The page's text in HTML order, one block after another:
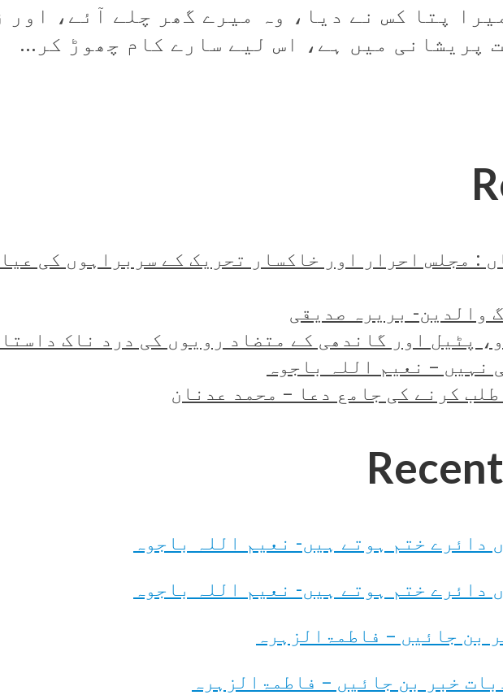
پتا کس نے دیا، وہ میرے گھر چلے آئے،
پریشانی میں ہے، اس لیے سارے کام چھوڑ کر...
: مجلس احرار اور خاکسار تحریک کے سربراہوں کی
والدین- بریرہ صدیقی
اور گاندھی کے متضاد رویوں کی درد ناک داستان (2)- عرفان علی
نہیں – نعیم اللہ باجوہ
کرنے کی جامع دعا – محمد عدنان
دائرے ختم ہوتے ہیں- نعیم اللہ باجوہ
دائرے ختم ہوتے ہیں- نعیم اللہ باجوہ
بن جائیں – فاطمۃالزہرہ
خبر بن جائیں – فاطمۃالزہرہ